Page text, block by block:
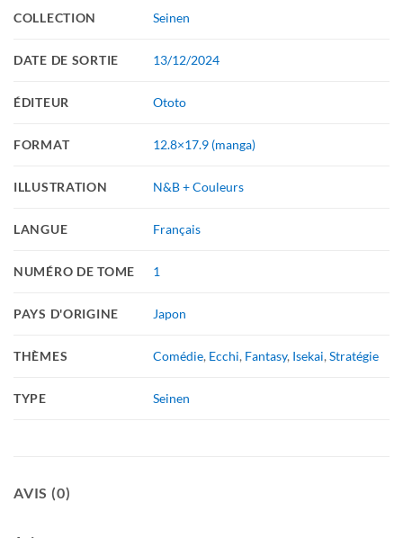
COLLECTION Seinen
DATE DE SORTIE 13/12/2024
ÉDITEUR Ototo
FORMAT 12.8×17.9 (manga)
ILLUSTRATION N&B + Couleurs
LANGUE Français
NUMÉRO DE TOME 1
PAYS D'ORIGINE Japon
THÈMES Comédie, Ecchi, Fantasy, Isekai,Stratégie
TYPE Seinen
AVIS (0)